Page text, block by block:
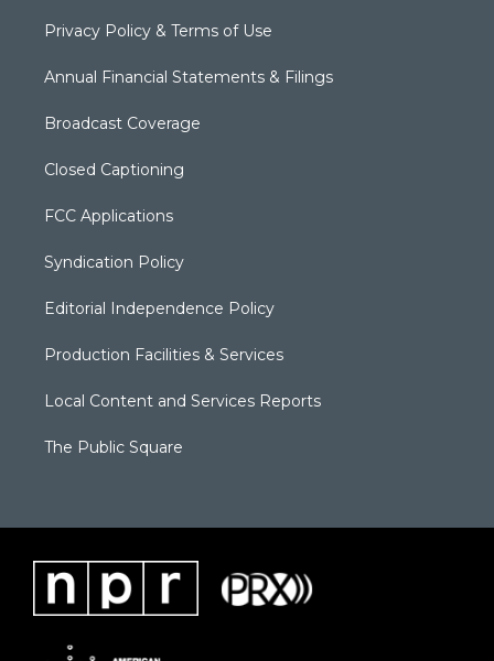
Privacy Policy & Terms of Use
Annual Financial Statements & Filings
Broadcast Coverage
Closed Captioning
FCC Applications
Syndication Policy
Editorial Independence Policy
Production Facilities & Services
Local Content and Services Reports
The Public Square